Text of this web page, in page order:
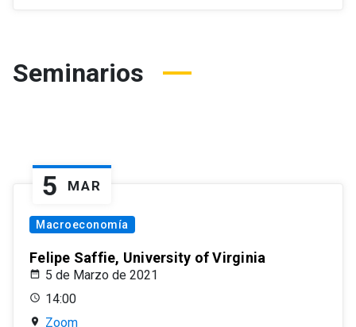
Seminarios
5 MAR
Macroeconomía
Felipe Saffie, University of Virginia
5 de Marzo de 2021
14:00
Zoom